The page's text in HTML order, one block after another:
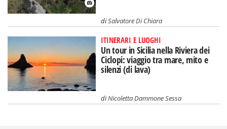
diSalvatore Di Chiara
ITINERARI E LUOGHI
Un tour in Sicilia nella Riviera dei
Ciclopi: viaggio tra mare, mito e
silenzi (di lava)
diNicoletta Dammone Sessa